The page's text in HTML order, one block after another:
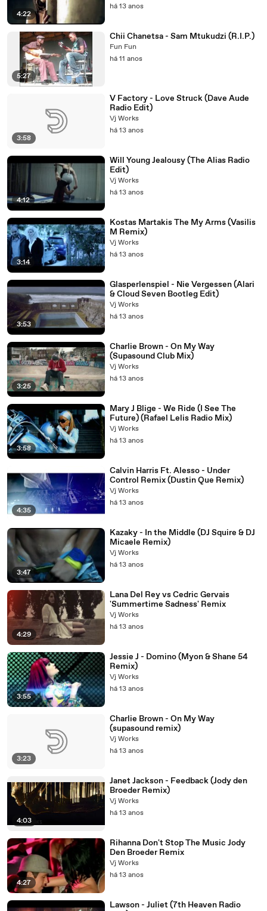
4:22
há 13 anos
5:27
Chii Chanetsa - Sam Mtukudzi (R.I.P.)
Fun Fun
há 11 anos
3:58
V Factory - Love Struck (Dave Aude
Radio Edit)
Vj Works
há 13 anos
4:12
Will Young Jealousy (The Alias Radio
Edit)
Vj Works
há 13 anos
3:14
Kostas Martakis The My Arms (Vasilis
M Remix)
Vj Works
há 13 anos
3:53
Glasperlenspiel - Nie Vergessen (Alari
& Cloud Seven Bootleg Edit)
Vj Works
há 13 anos
3:25
Charlie Brown - On My Way
(Supasound Club Mix)
Vj Works
há 13 anos
3:58
Mary J Blige - We Ride (I See The
Future) (Rafael Lelis Radio Mix)
Vj Works
há 13 anos
4:35
Calvin Harris Ft. Alesso - Under
Control Remix (Dustin Que Remix)
Vj Works
há 13 anos
3:47
Kazaky - In the Middle (DJ Squire & DJ
Micaele Remix)
Vj Works
há 13 anos
4:29
Lana Del Rey vs Cedric Gervais
'Summertime Sadness' Remix
Vj Works
há 13 anos
3:55
Jessie J - Domino (Myon & Shane 54
Remix)
Vj Works
há 13 anos
3:23
Charlie Brown - On My Way
(supasound remix)
Vj Works
há 13 anos
4:03
Janet Jackson - Feedback (Jody den
Broeder Remix)
Vj Works
há 13 anos
4:27
Rihanna Don't Stop The Music Jody
Den Broeder Remix
Vj Works
há 13 anos
Lawson - Juliet (7th Heaven Radio